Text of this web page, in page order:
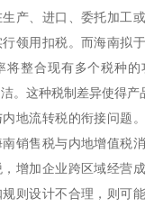
产、进口、委托加工
领用扣税。而海南拟
将整合现有多个税种
。这种税制差异使得产
地流转税的衔接问题
销售税与内地增值税
增加企业跨区域经营
则设计不合理，则可